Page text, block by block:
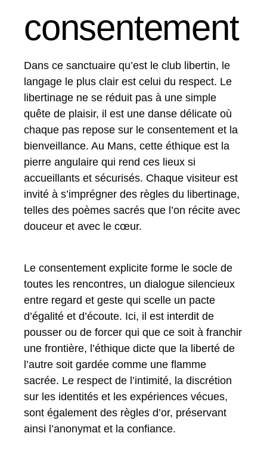
consentement
Dans ce sanctuaire qu’est le club libertin, le
langage le plus clair est celui du respect. Le
libertinage ne se réduit pas à une simple
quête de plaisir, il est une danse délicate où
chaque pas repose sur le consentement et la
bienveillance. Au Mans, cette éthique est la
pierre angulaire qui rend ces lieux si
accueillants et sécurisés. Chaque visiteur est
invité à s’imprégner des règles du libertinage,
telles des poèmes sacrés que l’on récite avec
douceur et avec le cœur.
Le consentement explicite forme le socle de
toutes les rencontres, un dialogue silencieux
entre regard et geste qui scelle un pacte
d’égalité et d’écoute. Ici, il est interdit de
pousser ou de forcer qui que ce soit à franchir
une frontière, l’éthique dicte que la liberté de
l’autre soit gardée comme une flamme
sacrée. Le respect de l’intimité, la discrétion
sur les identités et les expériences vécues,
sont également des règles d’or, préservant
ainsi l’anonymat et la confiance.